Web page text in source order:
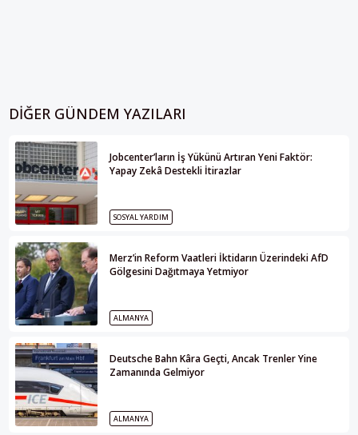
DIĞER GÜNDEM YAZILARI
Jobcenter’ların İş Yükünü Artıran Yeni Faktör:
Yapay Zekâ Destekli İtirazlar
SOSYAL YARDIM
Merz’in Reform Vaatleri İktidarın Üzerindeki AfD
Gölgesini Dağıtmaya Yetmiyor
ALMANYA
Deutsche Bahn Kâra Geçti, Ancak Trenler Yine
Zamanında Gelmiyor
ALMANYA